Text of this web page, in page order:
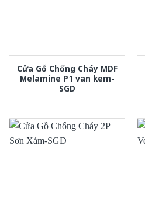
Cửa Gỗ Chống Cháy MDF
Melamine P1 van kem-
SGD